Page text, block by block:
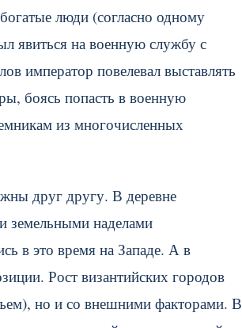
люди (согласно одному
явиться на военную службу с
император повелевал выставлять
боясь попасть в военную
из многочисленных
друг другу. В деревне
земельными наделами
в это время на Западе. А в
Рост византийских городов
но и со внешними факторами. В